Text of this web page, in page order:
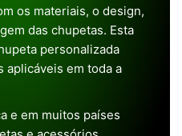
os materiais, o design,
das chupetas. Esta
personalizada
aplicáveis em toda a
e em muitos países